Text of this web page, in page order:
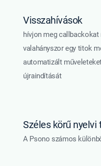
Visszahívások
hívjon meg
valahányszor egy titok
automatizált
újraindítását
Széles körű
A Psono számos